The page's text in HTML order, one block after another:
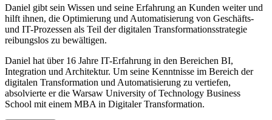
Daniel gibt sein Wissen und seine Erfahrung an Kunden weiter und
hilft ihnen, die Optimierung und Automatisierung von Geschäfts-
und IT-Prozessen als Teil der digitalen Transformationsstrategie
reibungslos zu bewältigen.
Daniel hat über 16 Jahre IT-Erfahrung in den Bereichen BI,
Integration und Architektur. Um seine Kenntnisse im Bereich der
digitalen Transformation und Automatisierung zu vertiefen,
absolvierte er die Warsaw University of Technology Business
School mit einem MBA in Digitaler Transformation.